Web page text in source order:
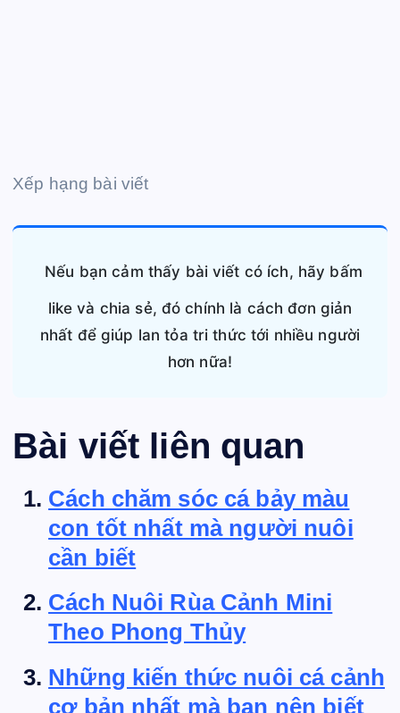
Xếp hạng bài viết
Nếu bạn cảm thấy bài viết có ích, hãy bấm
like và chia sẻ, đó chính là cách đơn giản
nhất để giúp lan tỏa tri thức tới nhiều người
hơn nữa!
Bài viết liên quan
Cách chăm sóc cá bảy màu
con tốt nhất mà người nuôi
cần biết
Cách Nuôi Rùa Cảnh Mini
Theo Phong Thủy
Những kiến thức nuôi cá cảnh
cơ bản nhất mà bạn nên biết